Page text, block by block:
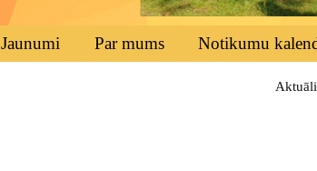
Jaunumi Par mums Notikumu